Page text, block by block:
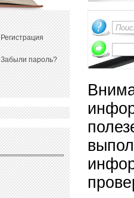
Регистрация
Забыли пароль?